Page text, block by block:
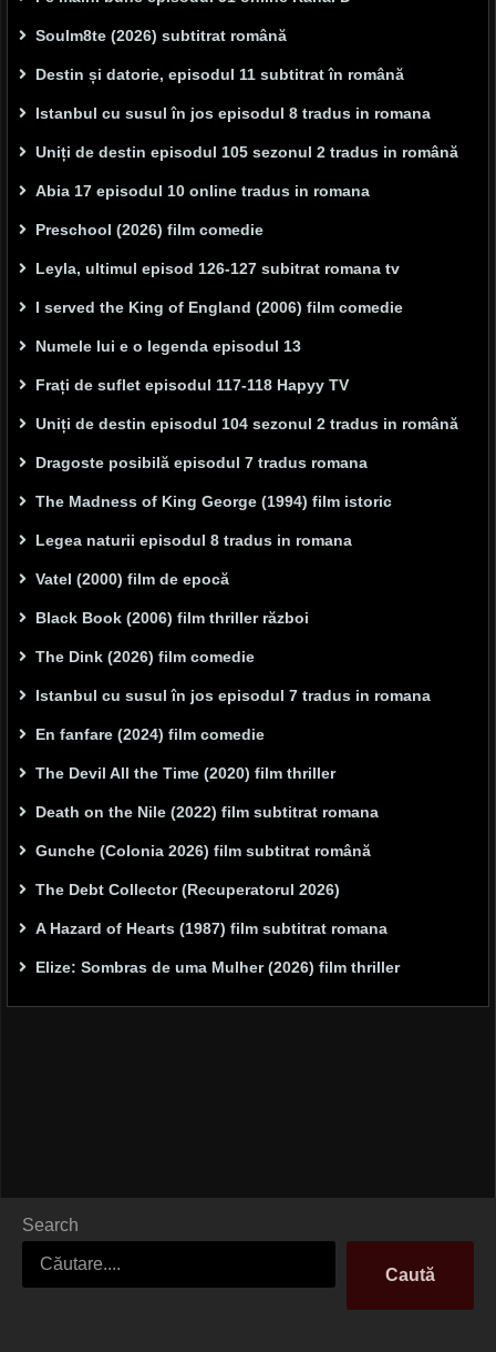
Soulm8te (2026) subtitrat română
Destin și datorie, episodul 11 subtitrat în română
Istanbul cu susul în jos episodul 8 tradus in romana
Uniți de destin episodul 105 sezonul 2 tradus in română
Abia 17 episodul 10 online tradus in romana
Preschool (2026) film comedie
Leyla, ultimul episod 126-127 subitrat romana tv
I served the King of England (2006) film comedie
Numele lui e o legenda episodul 13
Frați de suflet episodul 117-118 Hapyy TV
Uniți de destin episodul 104 sezonul 2 tradus in română
Dragoste posibilă episodul 7 tradus romana
The Madness of King George (1994) film istoric
Legea naturii episodul 8 tradus in romana
Vatel (2000) film de epocă
Black Book (2006) film thriller război
The Dink (2026) film comedie
Istanbul cu susul în jos episodul 7 tradus in romana
En fanfare (2024) film comedie
The Devil All the Time (2020) film thriller
Death on the Nile (2022) film subtitrat romana
Gunche (Colonia 2026) film subtitrat română
The Debt Collector (Recuperatorul 2026)
A Hazard of Hearts (1987) film subtitrat romana
Elize: Sombras de uma Mulher (2026) film thriller
Search
Caută